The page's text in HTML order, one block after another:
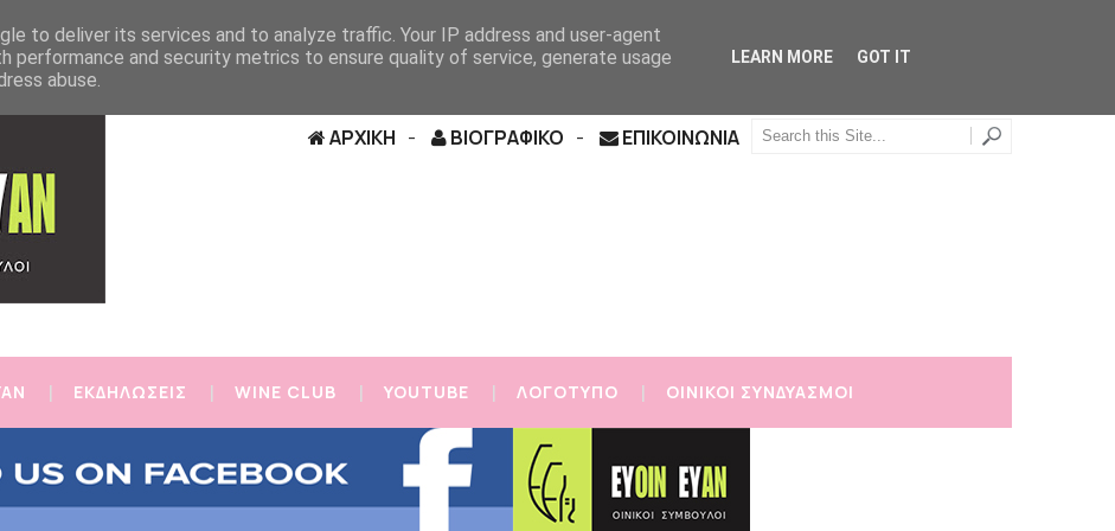
ΑΡΧΙΚΗ ΒΙΟΓΡΑΦΙΚΟ ΕΠΙΚΟΙΝΩΝΙΑ
ΕΚΔΗΛΩΣΕΙΣ WINE CLUB YOUTUBE ΛΟΓΟΤΥΠΟ ΟΙΝΙΚΟΙ ΣΥΝΔΥΑΣΜΟΙ
to deliver its services and to analyze traffic. Your IP address and user-agent
performance and security metrics to ensure quality of service, generate usage
abuse.
LEARN MORE GOT IT